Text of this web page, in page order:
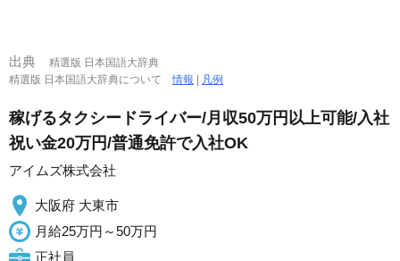
出典
精選版 日本国語大辞典
精選版 日本国語大辞典について情報 凡例
稼げるタクシードライバー/月収50万円以上可能/入社
祝い金20万円/普通免許で入社OK
アイムズ株式会社
大阪府 大東市
月給25万円～50万円
正社員